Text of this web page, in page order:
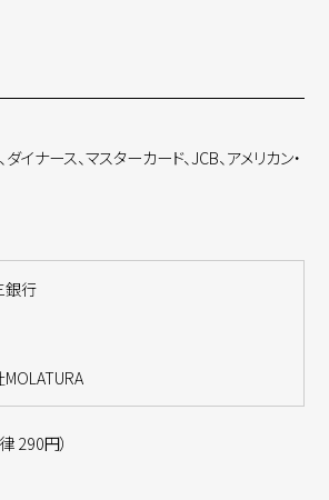
イナース、マスターカード、JCB、アメリカン・
銀行
290円）